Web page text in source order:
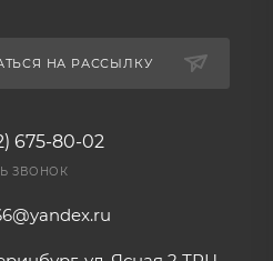
НА РАССЫЛКУ
675-80-02
ЗВОНОК